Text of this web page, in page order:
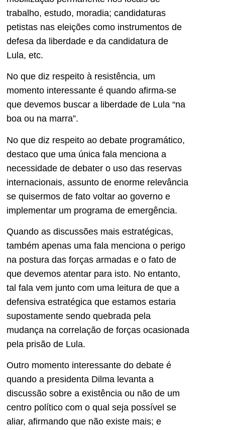
trabalho, estudo, moradia; candidaturas
petistas nas eleições como instrumentos de
defesa da liberdade e da candidatura de
Lula, etc.
No que diz respeito à resistência, um
momento interessante é quando afirma-se
que devemos buscar a liberdade de Lula “na
boa ou na marra”.
No que diz respeito ao debate programático,
destaco que uma única fala menciona a
necessidade de debater o uso das reservas
internacionais, assunto de enorme relevância
se quisermos de fato voltar ao governo e
implementar um programa de emergência.
Quando as discussões mais estratégicas,
também apenas uma fala menciona o perigo
na postura das forças armadas e o fato de
que devemos atentar para isto. No entanto,
tal fala vem junto com uma leitura de que a
defensiva estratégica que estamos estaria
supostamente sendo quebrada pela
mudança na correlação de forças ocasionada
pela prisão de Lula.
Outro momento interessante do debate é
quando a presidenta Dilma levanta a
discussão sobre a existência ou não de um
centro político com o qual seja possível se
aliar, afirmando que não existe mais; e